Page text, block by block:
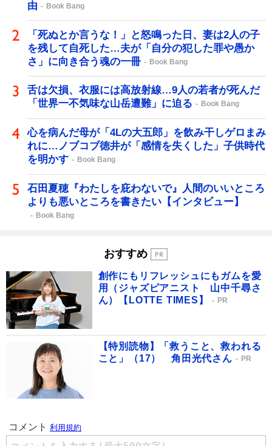
由
Book Bang
「死ぬとか言うな！」と怒鳴った日、妻は2人の子
を残して自死した…夫が「自分の犯した罪や愚か
さ」に向き合う魂の一冊
Book Bang
舌は欠損、衣服には高放射線…9人の若者が死んだ
「世界一不気味な山岳遭難」に迫る
Book Bang
心を病んだ母が「4Lの大五郎」を飲み干しゲロまみ
れに…ノブコブ徳井が「感情を失くした」子供時代
を明かす
Book Bang
石田夏穂『わたしを庇わないで』人間のいいところ
よりも悪いところを書きたい【インタビュー】
Book Bang
おすすめ
創作にもリフレッシュにもガムを愛
用（ジャズピアニスト 山中千尋さ
ん）【LOTTE TIMES】
PR
【特別読物】「救うこと、救われる
こと」（17） 角田光代さん
PR